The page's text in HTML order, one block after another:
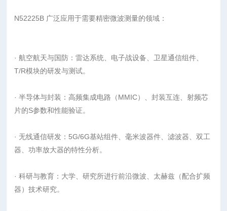
N52225B 广泛应用于需要精密微波测量的领域：
· 航空航天与国防：雷达系统、电子战设备、卫星通信组件、
T/R模块的研发与测试。
· 半导体与封装：高频集成电路（MMIC）、封装互连、射频芯
片的S参数和性能验证。
· 无线通信研发：5G/6G基站组件、毫米波器件、滤波器、双工
器、功率放大器的特性分析。
· 科研与教育：大学、研究所进行前沿微波、太赫兹（配合扩频
器）技术研究。